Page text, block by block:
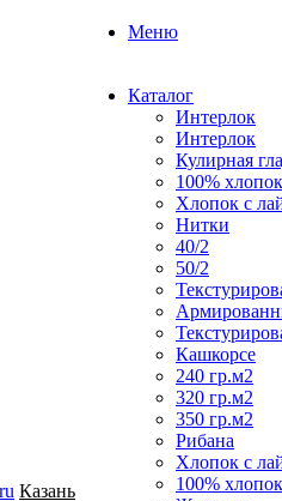
Казань
Меню
Каталог
Интерлок
Интерлок
Кулирная
100% хлопок
Хлопок с
Нитки
40/2
50/2
Кашкорсе
240 гр.м2
320 гр.м2
350 гр.м2
Рибана
Хлопок с
100% хлопок